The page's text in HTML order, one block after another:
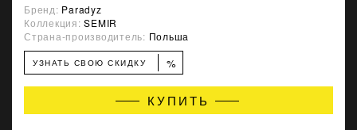
Бренд: Paradyz
Коллекция:SEMIR
Страна-производитель: Польша
УЗНАТЬ СВОЮ СКИДКУ %
КУПИТЬ